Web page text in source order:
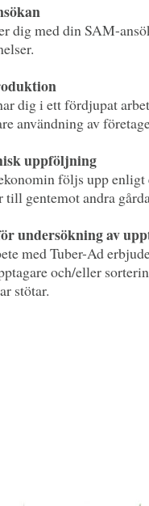
dig med din SAM-
dig i ett fördjupat
användning av
uppföljning
följs upp
till gentemot andra
undersökning av
med Tuber-Ad
och/eller
stötar.